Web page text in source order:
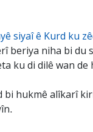
siyaî ê Kurd ku
beriya niha bi du
ku di dilê wan
bi hukmê alîkarî